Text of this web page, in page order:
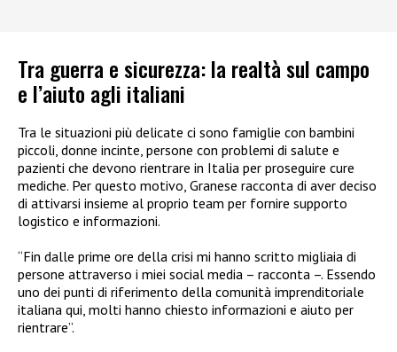
Tra guerra e sicurezza: la realtà sul campo
e l’aiuto agli italiani
Tra le situazioni più delicate ci sono famiglie con bambini
piccoli, donne incinte, persone con problemi di salute e
pazienti che devono rientrare in Italia per proseguire cure
mediche. Per questo motivo, Granese racconta di aver deciso
di attivarsi insieme al proprio team per fornire supporto
logistico e informazioni.
“Fin dalle prime ore della crisi mi hanno scritto migliaia di
persone attraverso i miei social media – racconta –. Essendo
uno dei punti di riferimento della comunità imprenditoriale
italiana qui, molti hanno chiesto informazioni e aiuto per
rientrare”.